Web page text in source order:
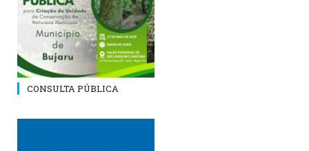
CONSULTA PÚBLICA